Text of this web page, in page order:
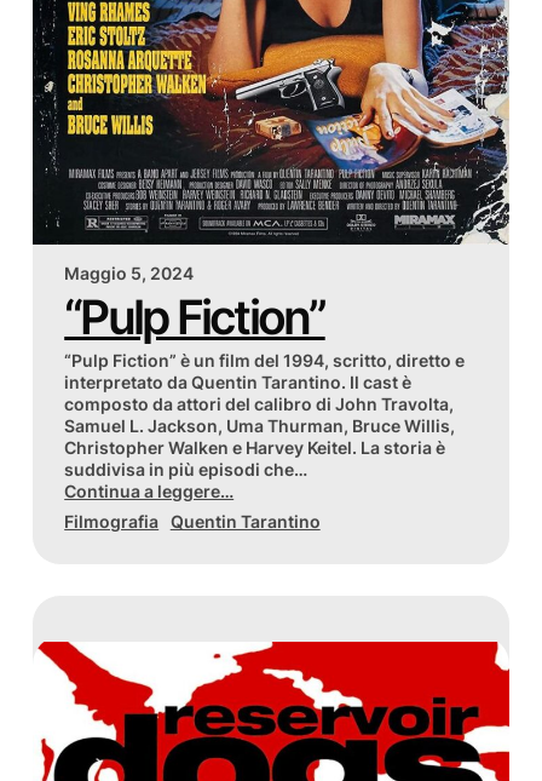
Maggio 5, 2024
“Pulp Fiction”
“Pulp Fiction” è un film del 1994, scritto, diretto e
interpretato da Quentin Tarantino. Il cast è
composto da attori del calibro di John Travolta,
Samuel L. Jackson, Uma Thurman, Bruce Willis,
Christopher Walken e Harvey Keitel. La storia è
suddivisa in più episodi che…
Continua a leggere…
Filmografia Quentin Tarantino